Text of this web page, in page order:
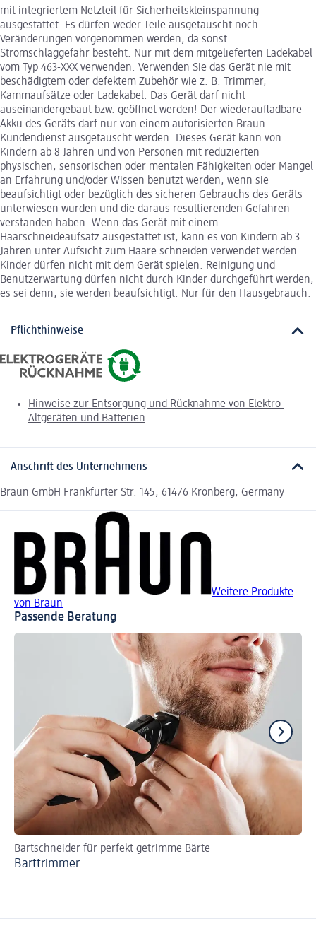
mit integriertem Netzteil für Sicherheitskleinspannung
ausgestattet. Es dürfen weder Teile ausgetauscht noch
Veränderungen vorgenommen werden, da sonst
Stromschlaggefahr besteht. Nur mit dem mitgelieferten Ladekabel
vom Typ 463-XXX verwenden. Verwenden Sie das Gerät nie mit
beschädigtem oder defektem Zubehör wie z. B. Trimmer,
Kammaufsätze oder Ladekabel. Das Gerät darf nicht
auseinandergebaut bzw. geöffnet werden! Der wiederaufladbare
Akku des Geräts darf nur von einem autorisierten Braun
Kundendienst ausgetauscht werden. Dieses Gerät kann von
Kindern ab 8 Jahren und von Personen mit reduzierten
physischen, sensorischen oder mentalen Fähigkeiten oder Mangel
an Erfahrung und/oder Wissen benutzt werden, wenn sie
beaufsichtigt oder bezüglich des sicheren Gebrauchs des Geräts
unterwiesen wurden und die daraus resultierenden Gefahren
verstanden haben. Wenn das Gerät mit einem
Haarschneideaufsatz ausgestattet ist, kann es von Kindern ab 3
Jahren unter Aufsicht zum Haare schneiden verwendet werden.
Kinder dürfen nicht mit dem Gerät spielen. Reinigung und
Benutzerwartung dürfen nicht durch Kinder durchgeführt werden,
es sei denn, sie werden beaufsichtigt. Nur für den Hausgebrauch.
Pflichthinweise
Hinweise zur Entsorgung und Rücknahme von Elektro-
Altgeräten und Batterien
Anschrift des Unternehmens
Braun GmbH Frankfurter Str. 145, 61476 Kronberg, Germany
Weitere Produkte
von Braun
Passende Beratung
Bartschneider für perfekt getrimme Bärte
Barttrimmer